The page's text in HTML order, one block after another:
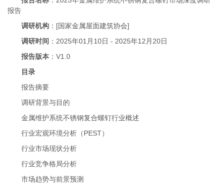
报告
调研机构 ：[国家金属屋面建筑协会]
调研时间 ：2025年01月10日 - 2025年12月20日
报告版本 ：V1.0
目录
报告摘要
调研背景与目的
金属维护系统不锈钢复合螺钉行业概述
行业宏观环境分析（PEST）
行业市场现状分析
行业竞争格局分析
市场趋势与前景预测